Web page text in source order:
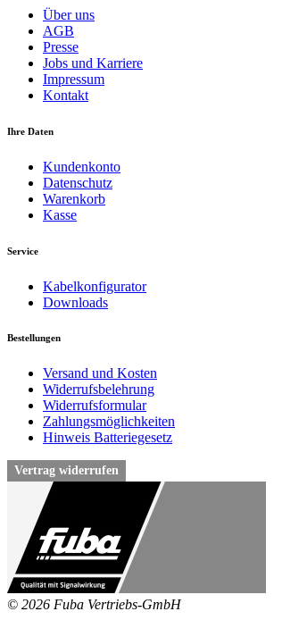
Über uns
AGB
Presse
Jobs und Karriere
Impressum
Kontakt
Ihre Daten
Kundenkonto
Datenschutz
Warenkorb
Kasse
Service
Kabelkonfigurator
Downloads
Bestellungen
Versand und Kosten
Widerrufsbelehrung
Widerrufsformular
Zahlungsmöglichkeiten
Hinweis Batteriegesetz
Vertrag widerrufen
© 2026 Fuba Vertriebs-GmbH